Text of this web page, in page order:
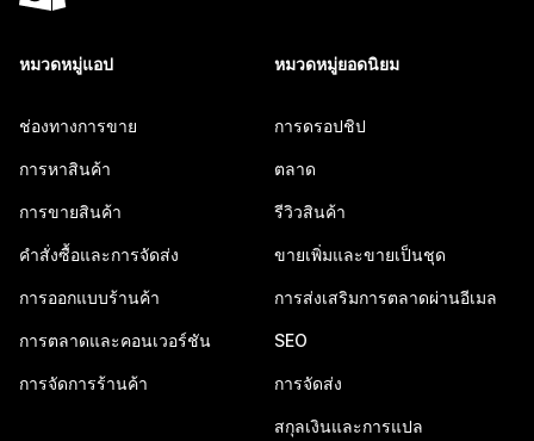
หมวดหมู่แอป
ช่องทางการขาย
การหาสินค้า
การขายสินค้า
คำสั่งซื้อและการจัดส่ง
การออกแบบร้านค้า
การตลาดและคอนเวอร์ชัน
การจัดการร้านค้า
หมวดหมู่ยอดนิยม
การดรอปชิป
ตลาด
รีวิวสินค้า
ขายเพิ่มและขายเป็นชุด
การส่งเสริมการตลาดผ่านอีเมล
SEO
การจัดส่ง
สกุลเงินและการแปล